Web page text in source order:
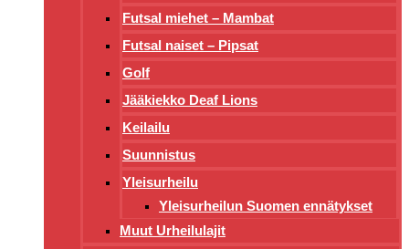
Futsal miehet – Mambat
Futsal naiset – Pipsat
Golf
Jääkiekko Deaf Lions
Keilailu
Suunnistus
Yleisurheilu
Yleisurheilun Suomen ennätykset
Muut Urheilulajit